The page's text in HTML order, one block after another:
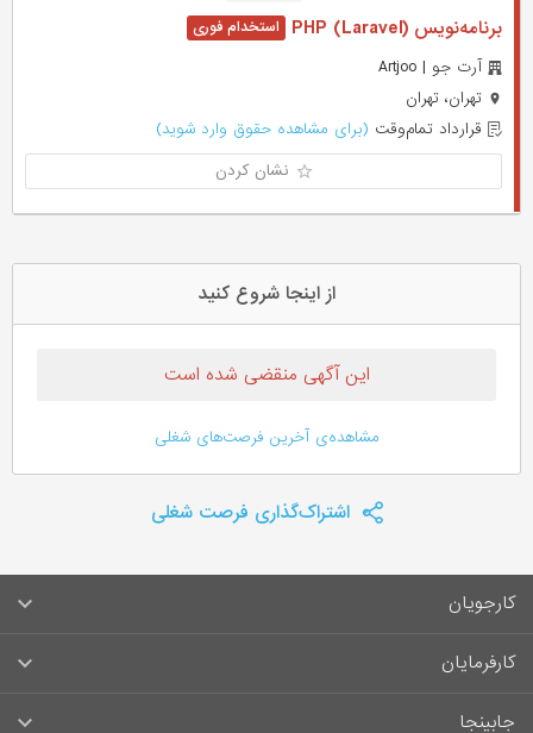
برنامه‌نویس PHP (Laravel)
آرت جو | Artjoo
تهران، تهران
قرارداد تمام‌وقت (برای مشاهده حقوق وارد شوید)
نشان کردن
از اینجا شروع کنید
این آگهی منقضی شده است
مشاهده‌ی آخرین فرصت‌های شغلی
اشتراک‌گذاری فرصت شغلی
کارجویان
سوالات متداول کارجویان
کارفرمایان
راهنمای ثبت آگهی استخدام
جابینجا